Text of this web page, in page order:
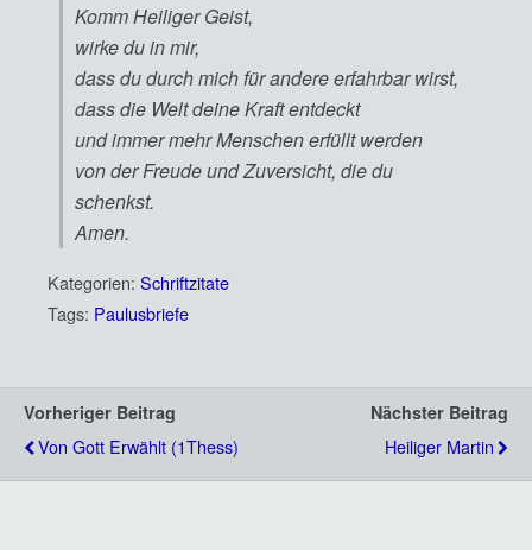
Komm Heiliger Geist,
wirke du in mir,
dass du durch mich für andere erfahrbar wirst,
dass die Welt deine Kraft entdeckt
und immer mehr Menschen erfüllt werden
von der Freude und Zuversicht, die du
schenkst.
Amen.
Kategorien: Schriftzitate
Tags: Paulusbriefe
Vorheriger Beitrag
Von Gott Erwählt (1Thess)
Nächster Beitrag
Heiliger Martin